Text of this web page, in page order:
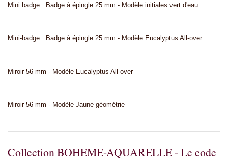
Mini badge : Badge à épingle 25 mm - Modèle initiales vert d'eau
Mini-badge : Badge à épingle 25 mm - Modèle Eucalyptus All-over
Miroir 56 mm - Modèle Eucalyptus All-over
Miroir 56 mm - Modèle Jaune géométrie
Collection BOHEME-AQUARELLE - Le code